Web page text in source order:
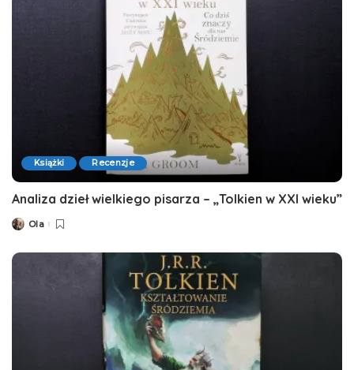
Książki Recenzje
Analiza dzieł wielkiego pisarza – „Tolkien w XXI wieku”
Posted
Ola